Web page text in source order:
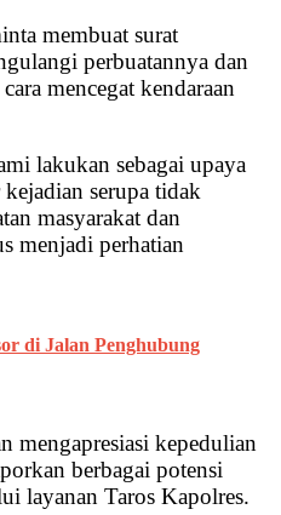
membuat surat
perbuatannya dan
mencegat kendaraan
lakukan sebagai upaya
serupa tidak
masyarakat dan
menjadi perhatian
di Jalan Penghubung
mengapresiasi kepedulian
berbagai potensi
layanan Taros Kapolres.